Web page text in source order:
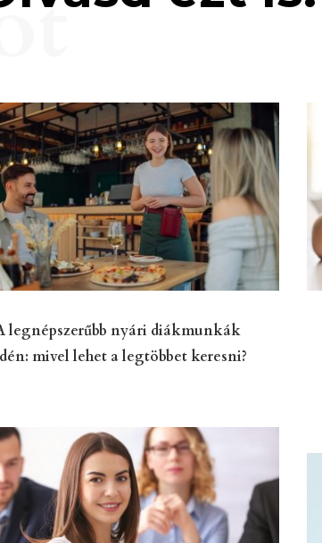
legnépszerűbb nyári diákmunkák
mivel lehet a legtöbbet keresni?